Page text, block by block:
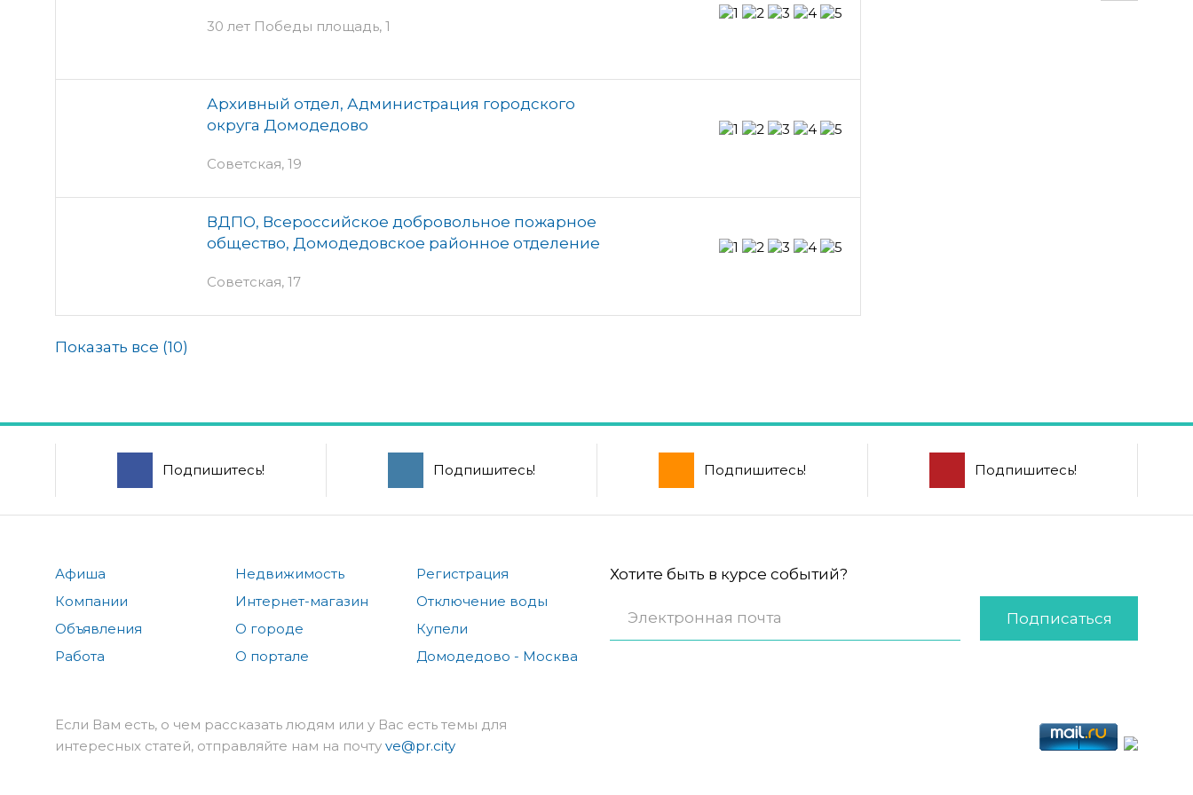
30 лет Победы площадь, 1
Архивный отдел, Администрация городского
округа Домодедово
Советская, 19
ВДПО, Всероссийское добровольное пожарное
общество, Домодедовское районное отделение
Советская, 17
Показать все (10)
Подпишитесь! Подпишитесь! Подпишитесь! Подпишитесь!
Афиша
Компании
Объявления
Работа
Недвижимость
Интернет-магазин
О городе
О портале
Регистрация
Отключение воды
Купели
Домодедово - Москва
Хотите быть в курсе событий?
Подписаться
Если Вам есть, о чем рассказать людям или у Вас есть темы для
интересных статей, отправляйте нам на почту ve@pr.city